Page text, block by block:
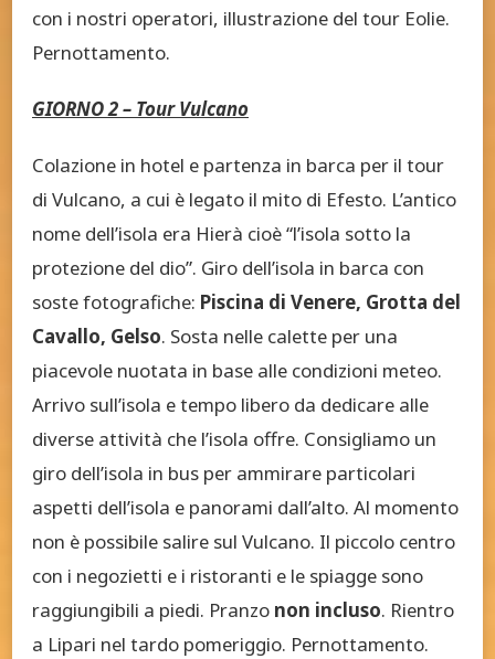
con i nostri operatori, illustrazione del tour Eolie.
Pernottamento.
GIORNO 2 – Tour Vulcano
Colazione in hotel e partenza in barca per il tour
di Vulcano, a cui è legato il mito di Efesto. L’antico
nome dell’isola era Hierà cioè “l’isola sotto la
protezione del dio”. Giro dell’isola in barca con
soste fotografiche: Piscina di Venere, Grotta del
Cavallo, Gelso. Sosta nelle calette per una
piacevole nuotata in base alle condizioni meteo.
Arrivo sull’isola e tempo libero da dedicare alle
diverse attività che l’isola offre. Consigliamo un
giro dell’isola in bus per ammirare particolari
aspetti dell’isola e panorami dall’alto. Al momento
non è possibile salire sul Vulcano. Il piccolo centro
con i negozietti e i ristoranti e le spiagge sono
raggiungibili a piedi. Pranzo non incluso. Rientro
a Lipari nel tardo pomeriggio. Pernottamento.